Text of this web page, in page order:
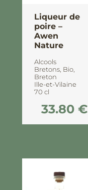
Liqueur de
poire –
Awen
Nature
Alcools
Bretons, Bio,
Breton
Ille-et-Vilaine
70 cl
33.80 €